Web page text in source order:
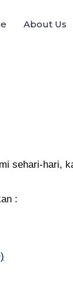
About Us
sehari-hari,
: